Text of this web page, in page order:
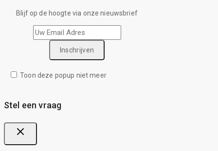
Blijf op de hoogte via onze nieuwsbrief
Toon deze popup niet meer
Stel een vraag